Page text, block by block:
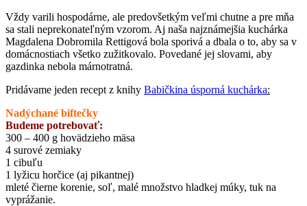
Vždy varili hospodárne, ale predovšetkým veľmi chutne a pre mňa
sa stali neprekonateľným vzorom. Aj naša najznámejšia kuchárka
Magdalena Dobromila Rettigová bola sporivá a dbala o to, aby sa v
domácnostiach všetko zužitkovalo. Povedané jej slovami, aby
gazdinka nebola márnotratná.
Pridávame jeden recept z knihy Babičkina úsporná kuchárka:
Nadýchané biftečky
Budeme potrebovať:
300 – 400 g hovädzieho mäsa
4 surové zemiaky
1 cibuľu
1 lyžicu horčice (aj pikantnej)
mleté čierne korenie, soľ, malé množstvo hladkej múky, tuk na
vyprážanie.